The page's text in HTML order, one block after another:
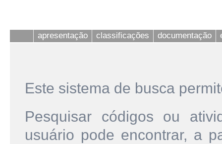
apresentação classificações documentação
Este sistema de busca
Pesquisar códigos ou
usuário pode encontrar, a